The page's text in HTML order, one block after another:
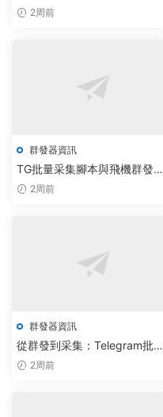
群發器與Telegram批量加群源
2周前
群發器資訊
TG批量采集腳本與飛機群發器
落地雲原生架構，Telegram網
2周前
群發器資訊
從群發到采集：Telegram批量
助手完成智能調度部署，效率
2周前